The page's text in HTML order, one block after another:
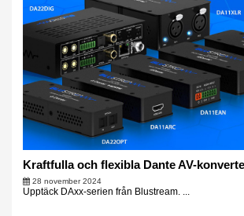
Kraftfulla och flexibla Dante AV-
28 november 2024
Upptäck DAxx-serien från Blustream. ...